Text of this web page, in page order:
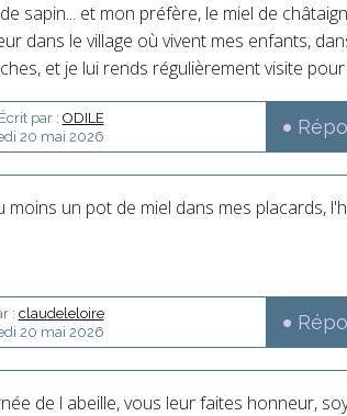
sapin... et mon préfère, le miel de
dans le village où vivent mes enfants,
et je lui rends régulièrement visite
Écrit par : ODILE
20 mai 2026
moins un pot de miel dans mes placards,
: claudeleloire
20 mai 2026
de l abeille, vous leur faites honneur,